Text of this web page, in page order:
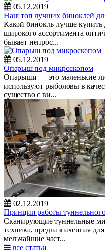
05.12.2019
Наш топ лучших биноклей
Какой бинокль лучше купить
широкого ассортимента
бывает непрос...
05.12.2019
Опарыш под микроскопом
Опарыши — это маленькие
используют рыболовы в
существо с ви...
02.12.2019
Принцип работы
Сканирующие туннельные
техника, предназначенная
мельчайшие част...
все статьи